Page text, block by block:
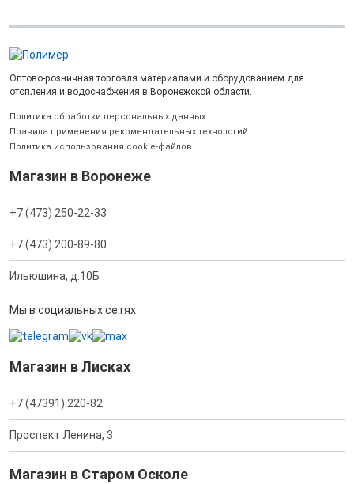
Оптово-розничная торговля материалами и оборудованием для
отопления и водоснабжения в Воронежской области.
Политика обработки персональных данных
Правила применения рекомендательных технологий
Политика использования cookie-файлов
Магазин в Воронеже
+7 (473) 250-22-33
+7 (473) 200-89-80
Ильюшина, д.10Б
Мы в социальных сетях:
Магазин в Лисках
+7 (47391) 220-82
Проспект Ленина, 3
Магазин в Старом Осколе